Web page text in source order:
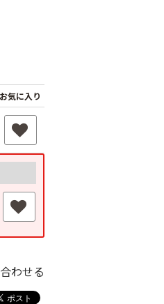
お気に入り
わせる